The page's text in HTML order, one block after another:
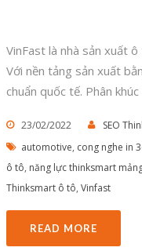
VinFast là nhà sản xuất
Với nền tảng sản xuất
chuẩn quốc tế. Phân
23/02/2022 SEO
automotive, cong nghe in
ô tô, năng lực thinksmart
Thinksmart ô tô,Vinfast
READ MORE